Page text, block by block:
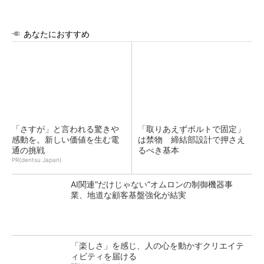
あなたにおすすめ
「さすが」と言われる驚きや
感動を。新しい価値を生む電
通の挑戦
PR(dentsu Japan)
「取りあえずボルトで固定」
は禁物 締結部設計で押さえ
るべき基本
AI関連“だけじゃない”オムロンの制御機器事
業、地道な顧客基盤強化が結実
「楽しさ」を感じ、人の心を動かすクリエイテ
ィビティを届ける